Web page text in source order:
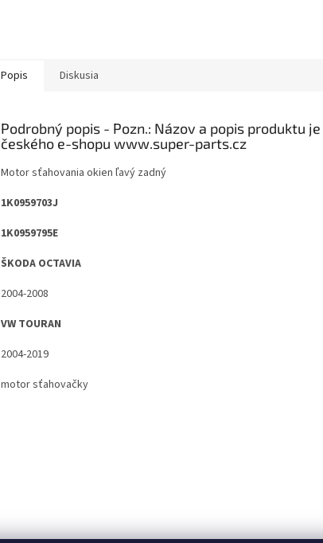
Popis Diskusia
Podrobný popis
Motor sťahovania okien ľavý zadný
1K0959703J
1K0959795E
ŠKODA OCTAVIA
2004-2008
VW TOURAN
2004-2019
motor sťahovačky